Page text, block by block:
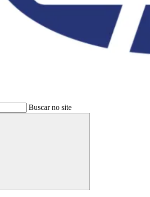
Buscar no site
Buscar